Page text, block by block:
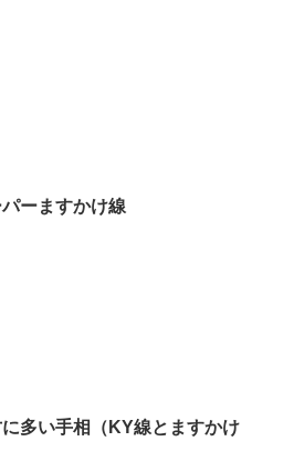
パーますかけ線
多い手相（KY線とますかけ